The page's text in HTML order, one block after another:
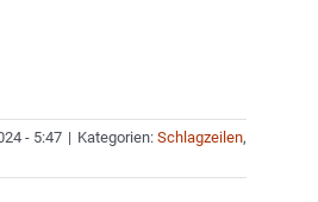
- 5:47 | Kategorien: Schlagzeilen,